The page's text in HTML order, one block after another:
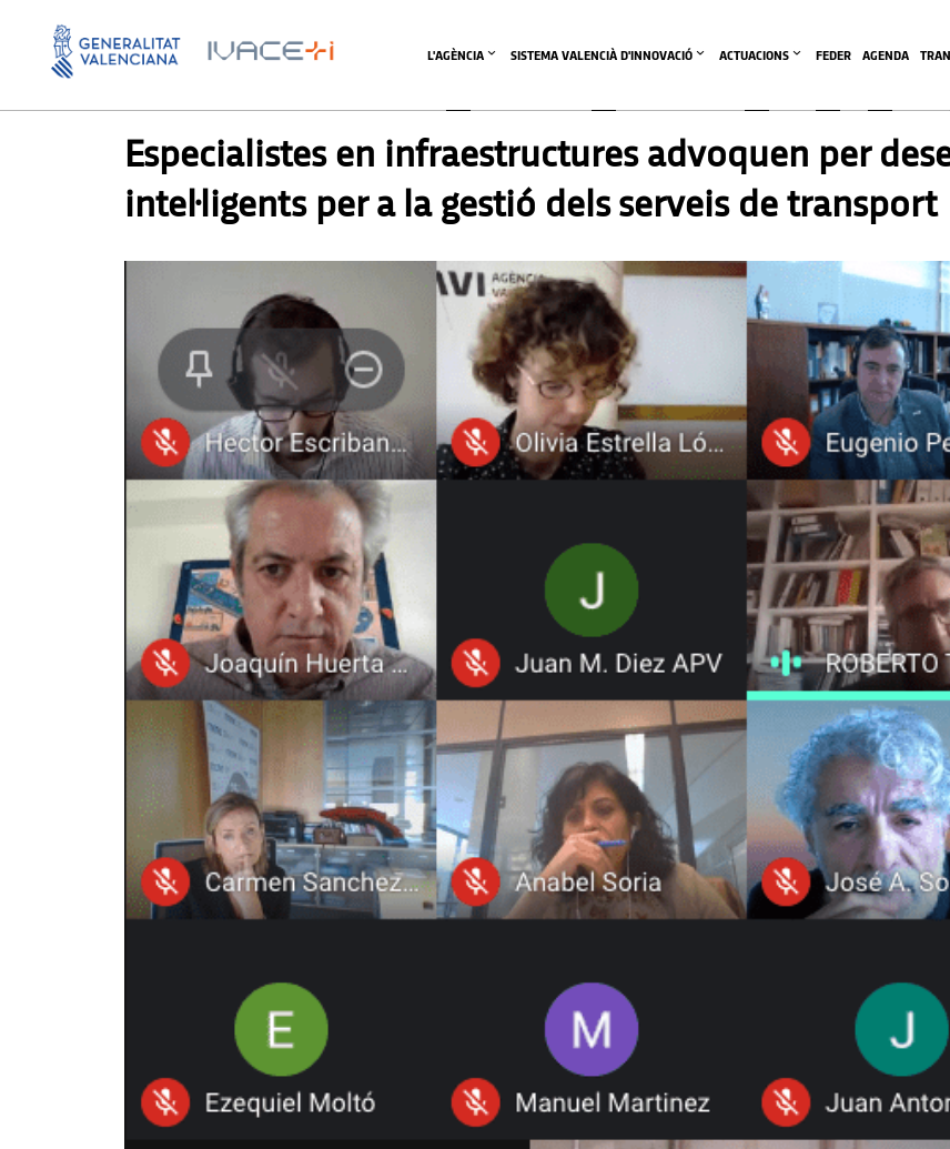
L'AGÈNCIA SISTEMA VALENCIÀ D'INNOVACIÓ ACTUACIONS FEDER AGENDA
PREMSA
Especialistes en infraestructures advoquen per
intel·ligents per a la gestió dels serveis de transport